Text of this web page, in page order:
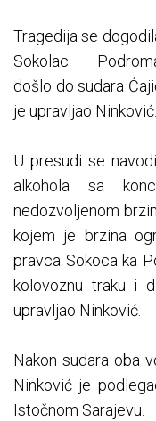
Tragedija se
Sokolac –
došlo do sudara
je upravljao Ninković.
U presudi se
alkohola sa
nedozvoljenom
kojem je brzina
pravca Sokoca ka
kolovoznu traku i
upravljao Ninković.
Nakon sudara oba
Ninković je
Istočnom Sarajevu.